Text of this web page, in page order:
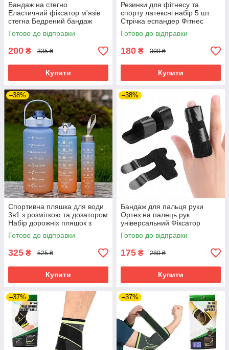
Бандаж на стегно
Еластичний фіксатор м'язів
стегна Бедрений бандаж
універсальний на липучках
Готово до відправки
200 ₴ 335 ₴
Купити
Резинки для фітнесу та
спорту латексні набір 5 шт
Стрічка еспандер Фітнес
резинка з чохлом
Готово до відправки
180 ₴ 300 ₴
Купити
–38%
Спортивна пляшка для води
3в1 з розміткою та дозатором
Набір дорожніх пляшок з
трубочкою для напоїв
Готово до відправки
325 ₴ 525 ₴
Купити
–38%
Бандаж для пальця руки
Ортез на палець рук
універсальний Фіксатор
суглоба пальців рук із
металевою пластиною
Готово до відправки
175 ₴ 280 ₴
Купити
–37% –37%